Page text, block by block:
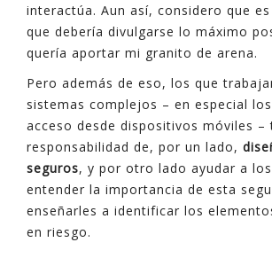
interactúa. Aun así, considero que
que debería divulgarse lo máximo
quería aportar mi granito de arena.
Pero además de eso, los que
sistemas complejos – en especial
acceso desde dispositivos móviles –
responsabilidad de, por un lado,
seguros, y por otro lado ayudar a
entender la importancia de esta
enseñarles a identificar los
en riesgo.